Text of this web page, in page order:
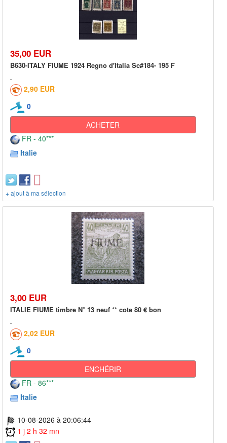
35,00 EUR
B630-ITALY FIUME 1924 Regno d'Italia Sc#184- 195 F
2,90 EUR
0
ACHETER
FR - 40***
Italie
+ ajout à ma sélection
3,00 EUR
ITALIE FIUME timbre N° 13 neuf ** cote 80 € bon
2,02 EUR
0
ENCHÉRIR
FR - 86***
Italie
10-08-2026 à 20:06:44
1 j 2 h 32 mn